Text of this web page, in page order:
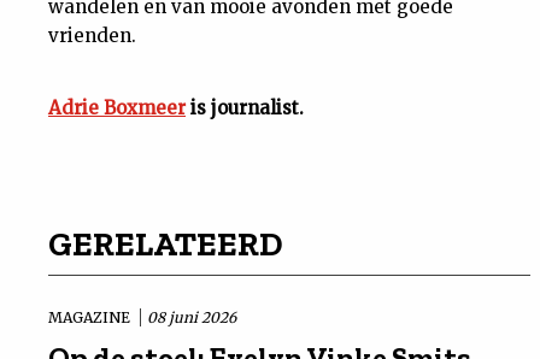
wandelen en van mooie avonden met goede
vrienden.
Adrie Boxmeeris journalist.
GERELATEERD
MAGAZINE 08 juni 2026